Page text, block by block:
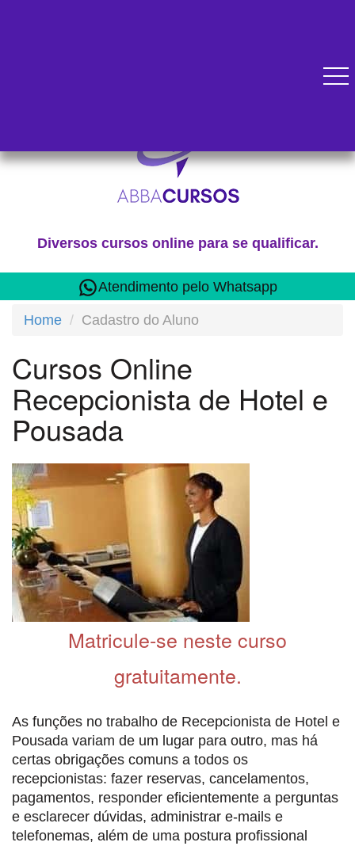
Atendimento pelo Whatsapp
Diversos cursos online para se qualificar.
Home Cadastro do Aluno
Cursos Online
Recepcionista de Hotel e
Pousada
Matricule-se neste curso
gratuitamente.
As funções no trabalho de Recepcionista de Hotel e
Pousada variam de um lugar para outro, mas há
certas obrigações comuns a todos os
recepcionistas: fazer reservas, cancelamentos,
pagamentos, responder eficientemente a perguntas
e esclarecer dúvidas, administrar e-mails e
telefonemas, além de uma postura profissional